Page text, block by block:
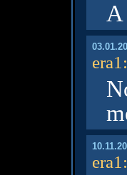
era1 :
era1 :